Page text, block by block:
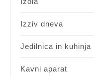
Izziv dneva
Jedilnica in kuhinja
Kavni aparat